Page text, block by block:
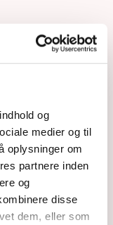
og
medier og til
oplysninger om
partnere inden
og
disse
dem, eller som